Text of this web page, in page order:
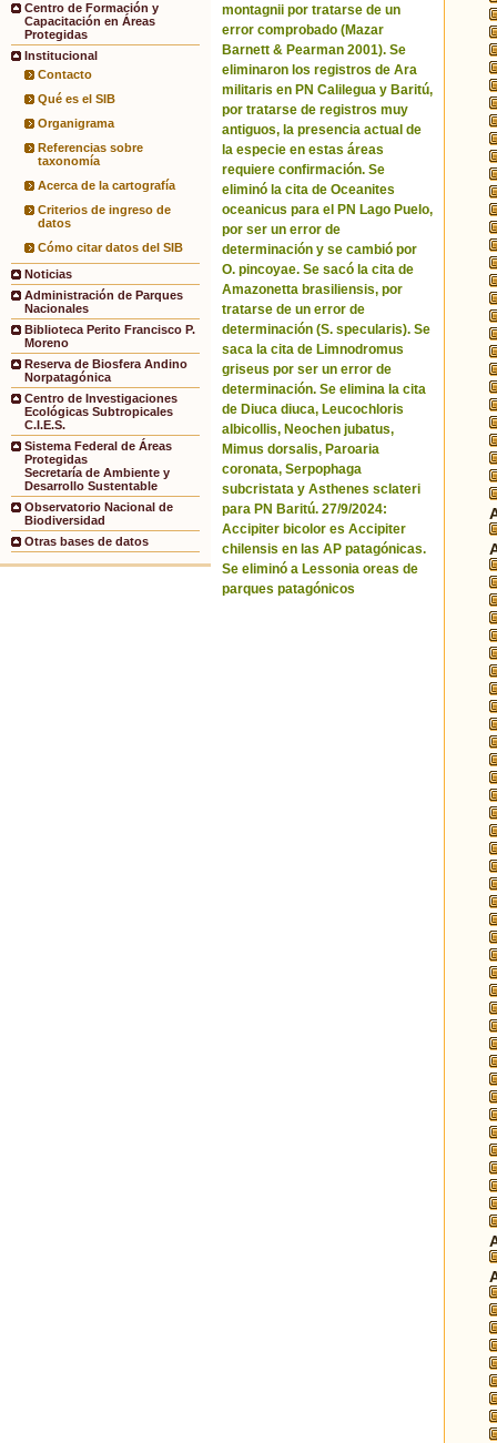
Centro de Formación y
Capacitación en Áreas
Protegidas
Institucional
Contacto
Qué es el SIB
Organigrama
Referencias sobre
taxonomía
Acerca de la cartografía
Criterios de ingreso de
datos
Cómo citar datos del SIB
Noticias
Administración de Parques
Nacionales
Biblioteca Perito Francisco P.
Moreno
Reserva de Biosfera Andino
Norpatagónica
Centro de Investigaciones
Ecológicas Subtropicales
C.I.E.S.
Sistema Federal de Áreas
Protegidas
Secretaría de Ambiente y
Desarrollo Sustentable
Observatorio Nacional de
Biodiversidad
Otras bases de datos
montagnii por tratarse de un
error comprobado (Mazar
Barnett & Pearman 2001). Se
eliminaron los registros de Ara
militaris en PN Calilegua y Baritú,
por tratarse de registros muy
antiguos, la presencia actual de
la especie en estas áreas
requiere confirmación. Se
eliminó la cita de Oceanites
oceanicus para el PN Lago Puelo,
por ser un error de
determinación y se cambió por
O. pincoyae. Se sacó la cita de
Amazonetta brasiliensis, por
tratarse de un error de
determinación (S. specularis). Se
saca la cita de Limnodromus
griseus por ser un error de
determinación. Se elimina la cita
de Diuca diuca, Leucochloris
albicollis, Neochen jubatus,
Mimus dorsalis, Paroaria
coronata, Serpophaga
subcristata y Asthenes sclateri
para PN Baritú. 27/9/2024:
Accipiter bicolor es Accipiter
chilensis en las AP patagónicas.
Se eliminó a Lessonia oreas de
parques patagónicos